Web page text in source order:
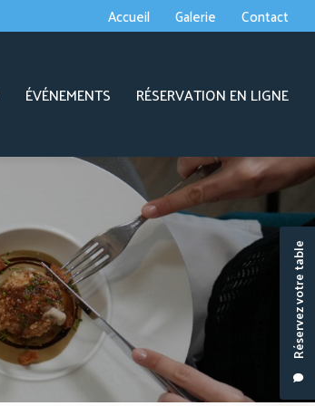
Réservez votre table
Accueil Galerie Contact
ÉVÉNEMENTS RÉSERVATION EN LIGNE